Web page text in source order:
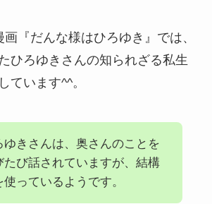
『だんな様はひろゆき』では、
ひろゆきさんの知られざる私生
ています^^。
ゆきさんは、奥さんのことを
たび話されていますが、結構
使っているようです。